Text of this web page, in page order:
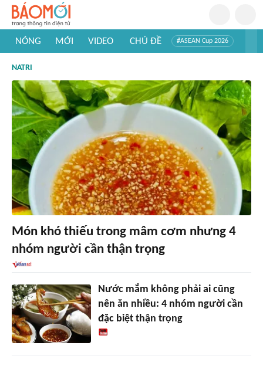
NÓNG MỚI VIDEO CHỦ ĐỀ #ASEAN Cup 2026
#Khám phá thế giới
NATRI
Món khó thiếu trong mâm cơm nhưng 4
nhóm người cần thận trọng
Nước mắm không phải ai cũng
nên ăn nhiều: 4 nhóm người cần
đặc biệt thận trọng